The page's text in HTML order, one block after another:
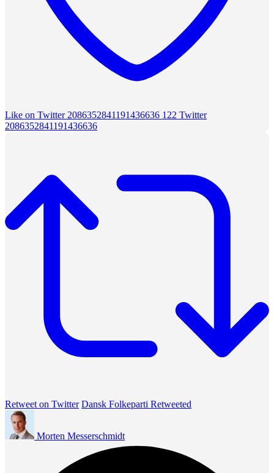
Like on Twitter 2086352841191436636 122 Twitter
2086352841191436636
Retweet on Twitter Dansk Folkeparti Retweeted
Morten Messerschmidt